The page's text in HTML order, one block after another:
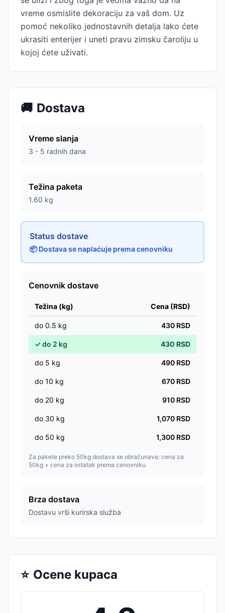
vreme osmislite dekoraciju za vaš dom. Uz
pomoć nekoliko jednostavnih detalja lako ćete
ukrasiti enterijer i uneti pravu zimsku čaroliju u
kojoj ćete uživati.
🚚 Dostava
Vreme slanja
3 - 5 radnih dana
Težina paketa
1.60 kg
Status dostave
📦 Dostava se naplaćuje prema cenovniku
Cenovnik dostave
Težina (kg) Cena (RSD)
do 0.5 kg 430 RSD
✓do 2 kg 430 RSD
do 5 kg 490 RSD
do 10 kg 670 RSD
do 20 kg 910 RSD
do 30 kg 1,070 RSD
do 50 kg 1,300 RSD
Za pakete preko 50kg dostava se obračunava: cena za
50kg + cena za ostatak prema cenovniku
Brza dostava
Dostavu vrši kurirska služba
⭐ Ocene kupaca